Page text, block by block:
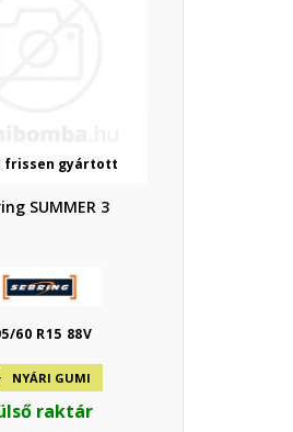
frissen gyártott
SUMMER 3
60 R15 88V
NYÁRI GUMI
raktár